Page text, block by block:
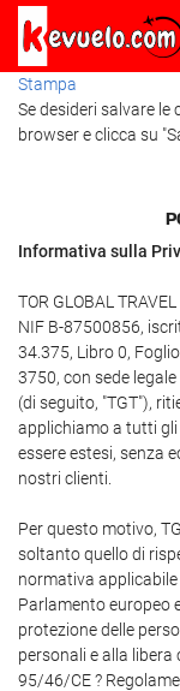
Stampa
Se desideri salvare le
browser e clicca su
Informativa sulla
TOR GLOBAL
NIF B-87500856,
34.375, Libro 0,
3750, con sede
(di seguito, "TGT"),
applichiamo a tutti
essere estesi, senza
nostri clienti.
Per questo motivo,
soltanto quello di
normativa
Parlamento europeo
protezione delle
personali e alla
95/46/CE ?